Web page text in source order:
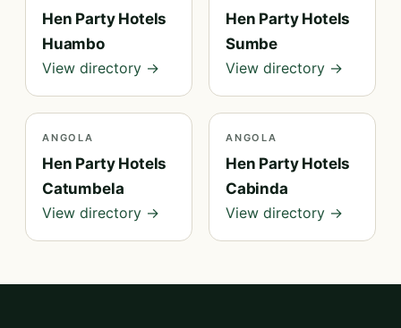
Hen Party Hotels
Huambo
View directory →
Hen Party Hotels
Sumbe
View directory →
ANGOLA
Hen Party Hotels
Catumbela
View directory →
ANGOLA
Hen Party Hotels
Cabinda
View directory →